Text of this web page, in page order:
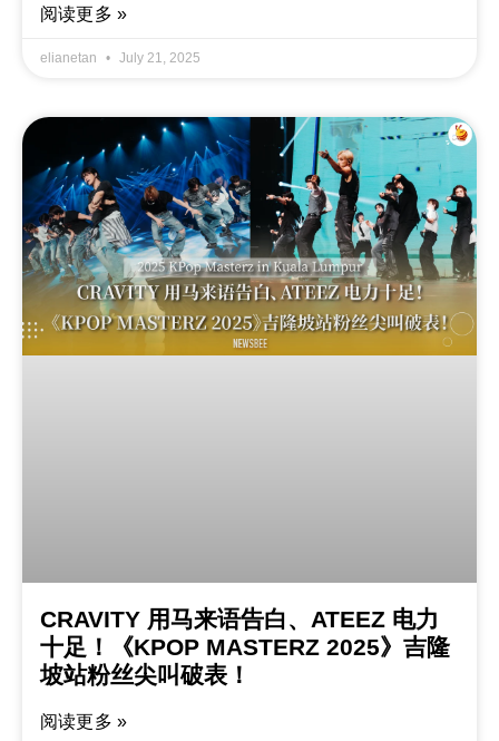
阅读更多 »
elianetan July 21, 2025
CRAVITY 用马来语告白、ATEEZ 电力
十足！《KPOP MASTERZ 2025》吉隆
坡站粉丝尖叫破表！
阅读更多 »